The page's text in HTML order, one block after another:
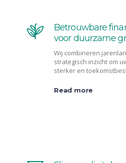
Betrouwbare
voor duurzame
Wij combineren
strategisch inzicht om
sterker en
Read more